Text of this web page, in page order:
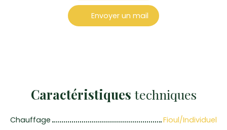
Envoyer un mail
Caractéristiques techniques
Chauffage
Fioul/Individuel